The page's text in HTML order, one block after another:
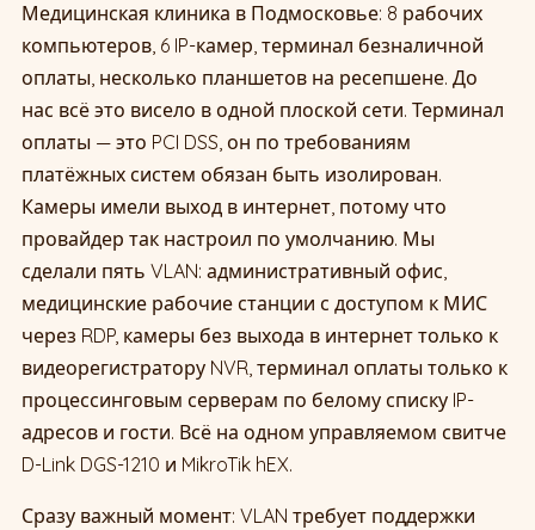
Медицинская клиника в Подмосковье: 8 рабочих
компьютеров, 6 IP-камер, терминал безналичной
оплаты, несколько планшетов на ресепшене. До
нас всё это висело в одной плоской сети. Терминал
оплаты — это PCI DSS, он по требованиям
платёжных систем обязан быть изолирован.
Камеры имели выход в интернет, потому что
провайдер так настроил по умолчанию. Мы
сделали пять VLAN: административный офис,
медицинские рабочие станции с доступом к МИС
через RDP, камеры без выхода в интернет только к
видеорегистратору NVR, терминал оплаты только к
процессинговым серверам по белому списку IP-
адресов и гости. Всё на одном управляемом свитче
D-Link DGS-1210 и MikroTik hEX.
Сразу важный момент: VLAN требует поддержки